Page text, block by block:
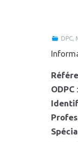
DPC,
ODPC